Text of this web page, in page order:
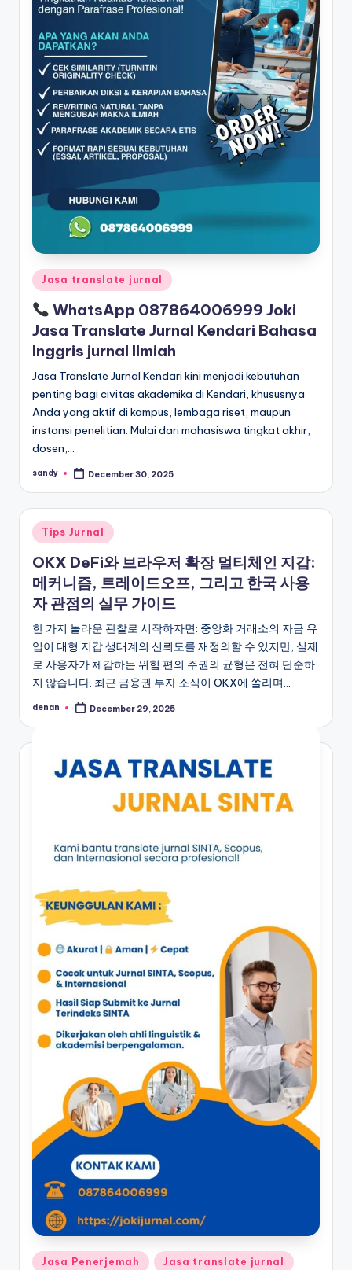
Posted
Jasa translate jurnal
WhatsApp 087864006999 Joki
Jasa Translate Jurnal Kendari Bahasa
Inggris jurnal Ilmiah
Jasa Translate Jurnal Kendari kini menjadi kebutuhan
penting bagi civitas akademika di Kendari, khususnya
Anda yang aktif di kampus, lembaga riset, maupun
instansi penelitian. Mulai dari mahasiswa tingkat akhir,
dosen,…
Posted
sandy December 30, 2025
Posted
in
Tips Jurnal
OKX DeFi와 브라우저 확장 멀티체인 지갑:
메커니즘, 트레이드오프, 그리고 한국 사용
자 관점의 실무 가이드
한 가지 놀라운 관찰로 시작하자면: 중앙화 거래소의 자금 유
입이 대형 지갑 생태계의 신뢰도를 재정의할 수 있지만, 실제
로 사용자가 체감하는 위험·편의·주권의 균형은 전혀 단순하
지 않습니다. 최근 금융권 투자 소식이 OKX에 쏠리며…
Posted
denan December 29, 2025
Posted
Jasa Penerjemah Jasa translate jurnal